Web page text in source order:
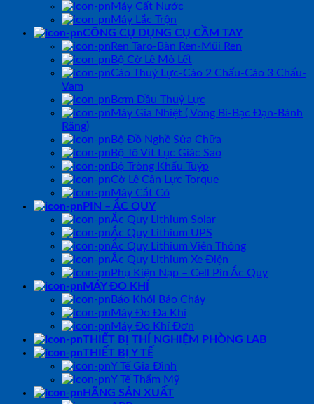
Máy Cất Nước
Máy Lắc Trộn
CÔNG CỤ DỤNG CỤ CẦM TAY
Ren Taro-Bàn Ren-Mũi Ren
Bộ Cờ Lê Mỏ Lết
Cảo Thuỷ Lực-Cảo 2 Chấu-Cảo 3 Chấu-
Vam
Bơm Dầu Thuỷ Lực
Máy Gia Nhiệt ( Vòng Bi-Bạc Đạn-Bánh
Răng)
Bộ Đồ Nghề Sửa Chữa
Bộ Tô Vít Lục Giác Sao
Bộ Tròng Khẩu Tuýp
Cờ Lê Cân Lực Torque
Máy Cắt Cỏ
PIN – ẮC QUY
Ắc Quy Lithium Solar
Ắc Quy Lithium UPS
Ắc Quy Lithium Viễn Thông
Ắc Quy Lithium Xe Điện
Phụ Kiện Nạp – Cell Pin Ắc Quy
MÁY ĐO KHÍ
Báo Khói Báo Cháy
Máy Đo Đa Khí
Máy Đo Khí Đơn
THIẾT BỊ THÍ NGHIỆM PHÒNG LAB
THIẾT BỊ Y TẾ
Y Tế Gia Đình
Y Tế Thẩm Mỹ
HÃNG SẢN XUẤT